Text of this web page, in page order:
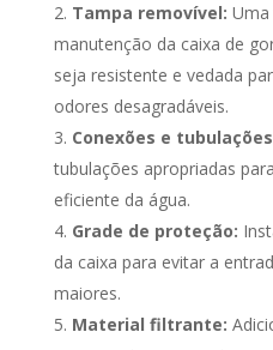
Tampa removível:
manutenção da caixa de
seja resistente e vedada
odores desagradáveis.
Conexões e
tubulações apropriadas
eficiente da água.
Grade de proteção:
da caixa para evitar a
maiores.
Material filtrante: